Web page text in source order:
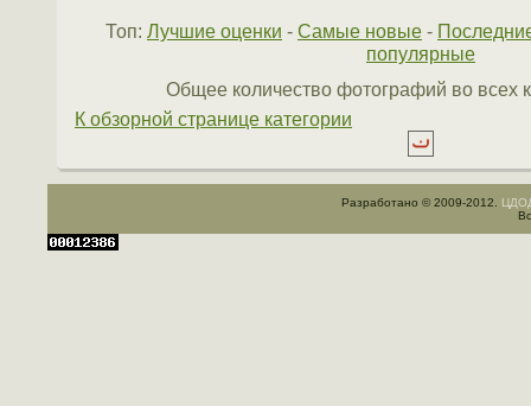
Топ: Лучшие оценки - Самые новые -
популярные
Общее количество фотографий во всех
К обзорной странице категории
Разработано © 2009-2012.